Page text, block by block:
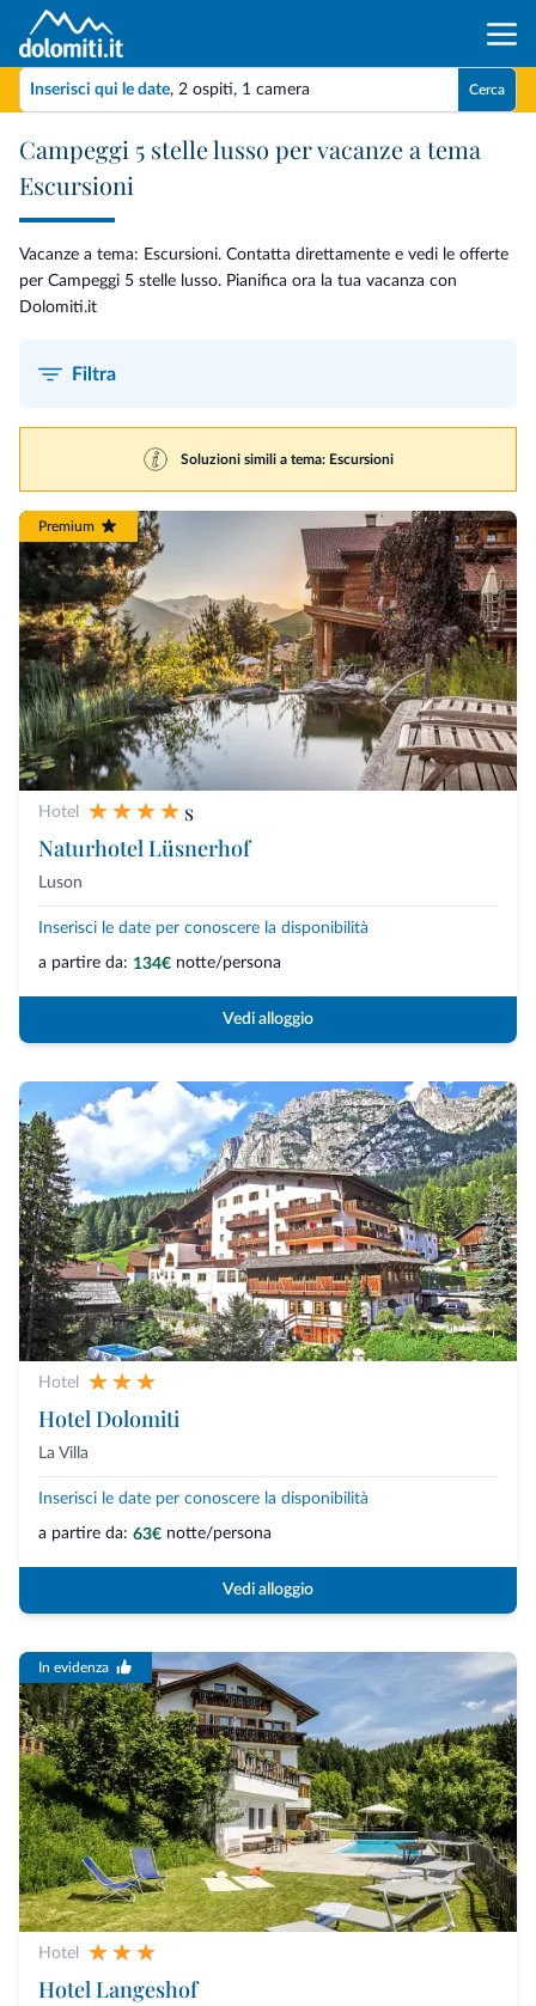
Inserisci qui le date, 2 ospiti, 1 camera Cerca
Campeggi 5 stelle lusso per vacanze a tema
Escursioni
Vacanze a tema: Escursioni. Contatta direttamente e vedi le offerte
per Campeggi 5 stelle lusso. Pianifica ora la tua vacanza con
Dolomiti.it
Filtra
Soluzioni simili a tema: Escursioni
Premium
Hotel
s
Naturhotel Lüsnerhof
Luson
Inserisci le date per conoscere la disponibilità
a partire da: 134€ notte/persona
Vedi alloggio
Hotel
Hotel Dolomiti
La Villa
Inserisci le date per conoscere la disponibilità
a partire da: 63€ notte/persona
Vedi alloggio
In evidenza
Hotel
Hotel Langeshof